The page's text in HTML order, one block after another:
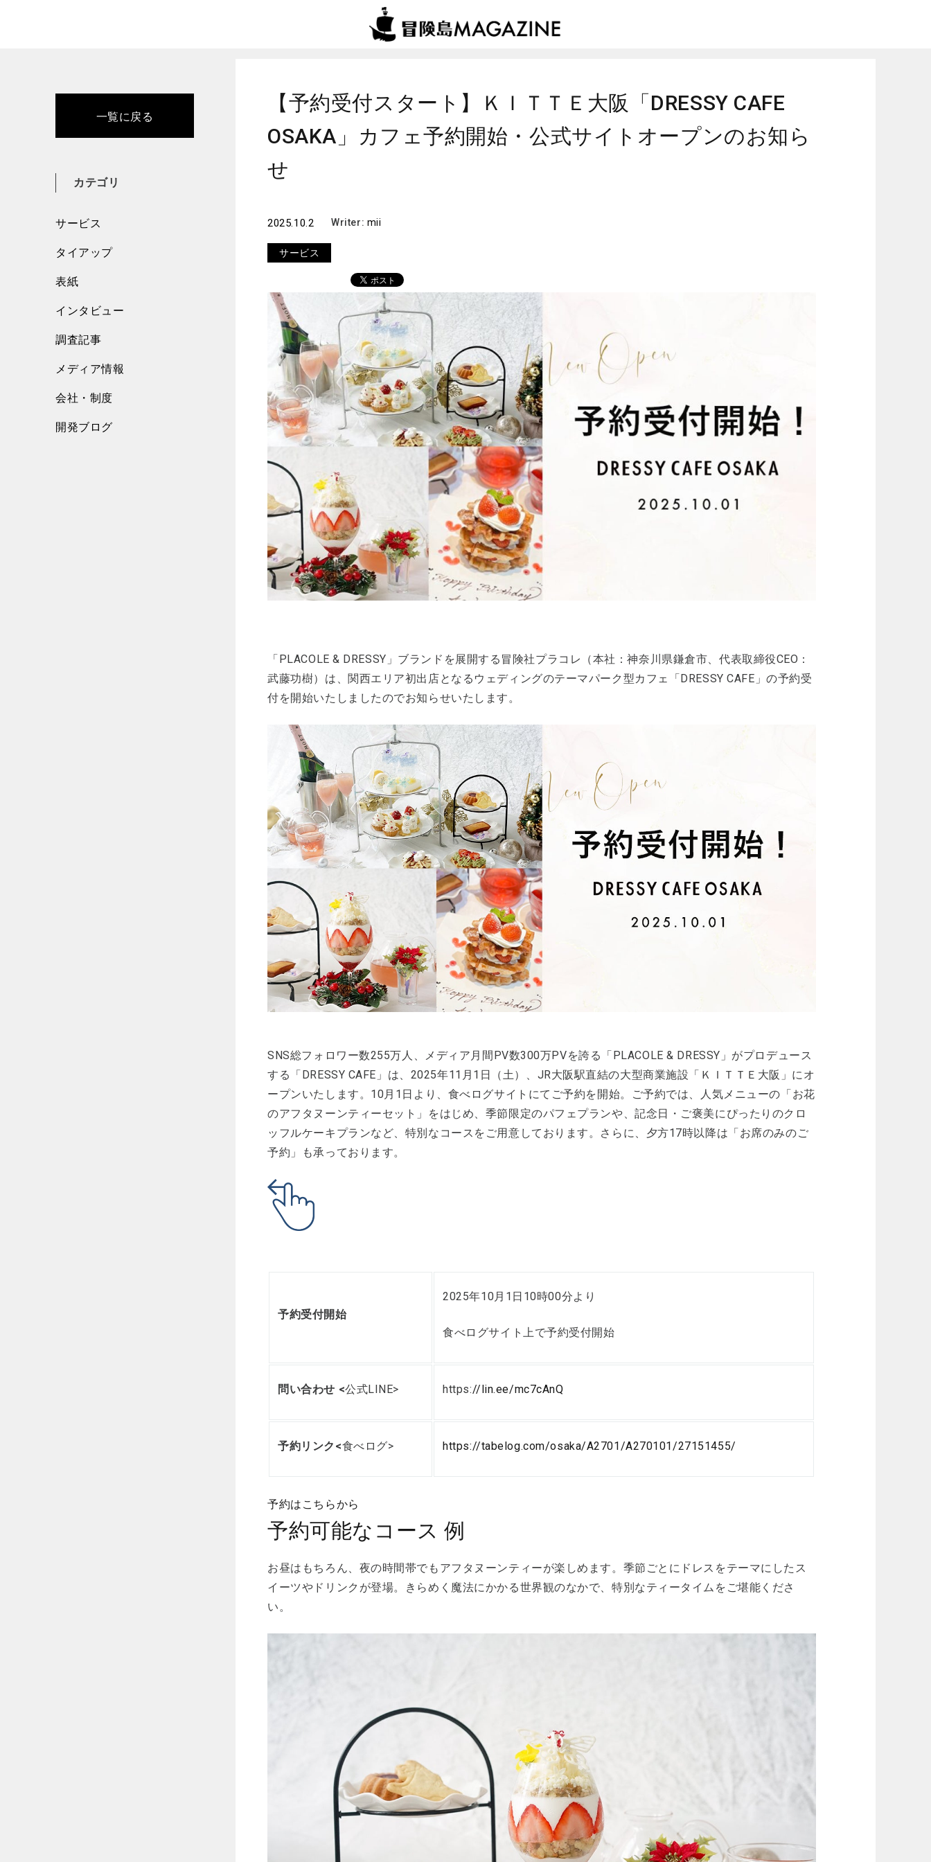
【予約受付スタート】ＫＩＴＴＥ大阪「DRESSY CAFE OSAKA」カフェ予約開始・公式サイトオープンのお知らせ
一覧に戻る
カテゴリ
サービス
タイアップ
表紙
インタビュー
調査記事
メディア情報
会社・制度
開発ブログ
【予約受付スタート】ＫＩＴＴＥ大阪「DRESSY CAFE
OSAKA」カフェ予約開始・公式サイトオープンのお知ら
せ
2025.10.2 Writer: mii
サービス
「PLACOLE & DRESSY」ブランドを展開する冒険社プラコレ（本社：神奈川県鎌倉市、代表取締役CEO：
武藤功樹）は、関西エリア初出店となるウェディングのテーマパーク型カフェ「DRESSY CAFE」の予約受
付を開始いたしましたのでお知らせいたします。
SNS総フォロワー数255万人、メディア月間PV数300万PVを誇る「PLACOLE & DRESSY」がプロデュース
する「DRESSY CAFE」は、2025年11月1日（土）、JR大阪駅直結の大型商業施設「ＫＩＴＴＥ大阪」にオ
ープンいたします。10月1日より、食べログサイトにてご予約を開始。ご予約では、人気メニューの「お花
のアフタヌーンティーセット」をはじめ、季節限定のパフェプランや、記念日・ご褒美にぴったりのクロ
ッフルケーキプランなど、特別なコースをご用意しております。さらに、夕方17時以降は「お席のみのご
予約」も承っております。
予約受付開始
2025年10月1日10時00分より
食べログサイト上で予約受付開始
問い合わせ <公式LINE> https://lin.ee/mc7cAnQ
予約リンク<食べログ> https://tabelog.com/osaka/A2701/A270101/27151455/
予約はこちらから
予約可能なコース 例
お昼はもちろん、夜の時間帯でもアフタヌーンティーが楽しめます。季節ごとにドレスをテーマにしたス
イーツやドリンクが登場。きらめく魔法にかかる世界観のなかで、特別なティータイムをご堪能くださ
い。